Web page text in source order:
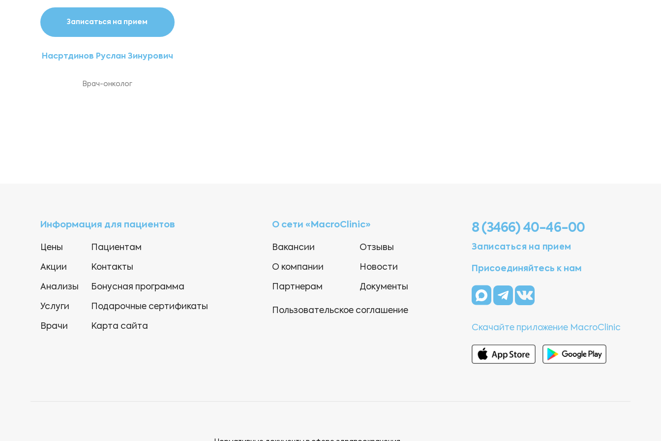
Записаться на прием
Насртдинов Руслан Зинурович
Врач-онколог
Информация для пациентов
Цены
Акции
Анализы
Услуги
Врачи
Пациентам
Контакты
Бонусная программа
Подарочные сертификаты
Карта сайта
О сети «MacroClinic»
Вакансии
О компании
Партнерам
Отзывы
Новости
Документы
Пользовательское соглашение
8 (3466) 40-46-00
Записаться на прием
Присоединяйтесь к нам
Скачайте приложение MacroClinic